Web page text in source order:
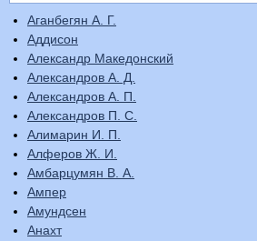
Аганбегян А. Г.
Аддисон
Александр Македонский
Александров А. Д.
Александров А. П.
Александров П. С.
Алимарин И. П.
Алферов Ж. И.
Амбарцумян В. А.
Ампер
Амундсен
Анахт